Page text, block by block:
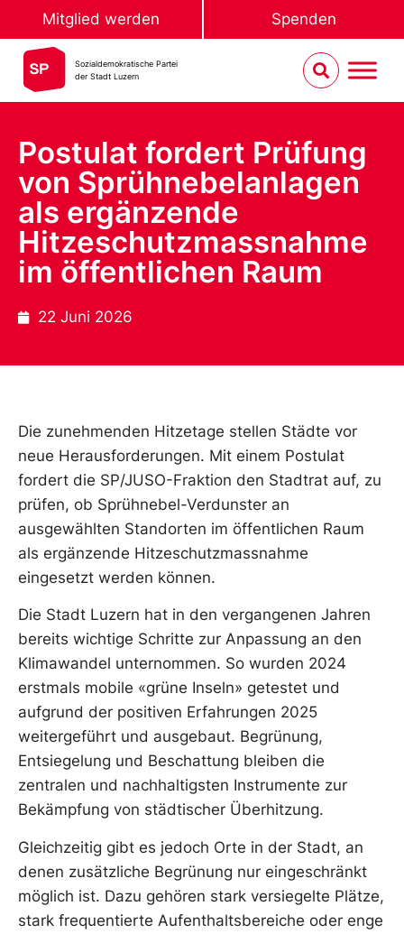
Mitglied werden Spenden
Sozialdemokratische Partei
der Stadt Luzern
Postulat fordert Prüfung
von Sprühnebelanlagen
als ergänzende
Hitzeschutzmassnahme
im öffentlichen Raum
22 Juni 2026
Die zunehmenden Hitzetage stellen Städte vor
neue Herausforderungen. Mit einem Postulat
fordert die SP/JUSO-Fraktion den Stadtrat auf, zu
prüfen, ob Sprühnebel-Verdunster an
ausgewählten Standorten im öffentlichen Raum
als ergänzende Hitzeschutzmassnahme
eingesetzt werden können.
Die Stadt Luzern hat in den vergangenen Jahren
bereits wichtige Schritte zur Anpassung an den
Klimawandel unternommen. So wurden 2024
erstmals mobile «grüne Inseln» getestet und
aufgrund der positiven Erfahrungen 2025
weitergeführt und ausgebaut. Begrünung,
Entsiegelung und Beschattung bleiben die
zentralen und nachhaltigsten Instrumente zur
Bekämpfung von städtischer Überhitzung.
Gleichzeitig gibt es jedoch Orte in der Stadt, an
denen zusätzliche Begrünung nur eingeschränkt
möglich ist. Dazu gehören stark versiegelte Plätze,
stark frequentierte Aufenthaltsbereiche oder enge